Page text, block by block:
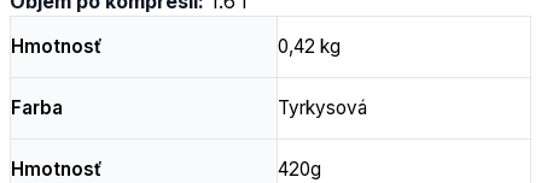
Hmotnosť 0,42 kg
Farba Tyrkysová
Hmotnosť 420g